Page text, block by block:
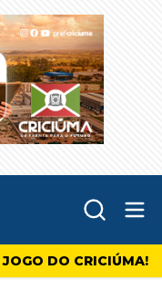
DO CRICIÚMA!